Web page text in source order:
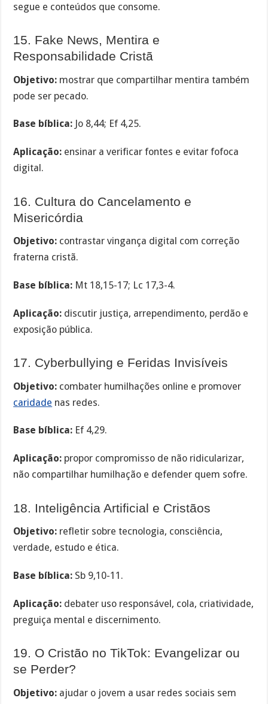
segue e conteúdos que consome.
15. Fake News, Mentira e
Responsabilidade Cristã
Objetivo: mostrar que compartilhar mentira também
pode ser pecado.
Base bíblica: Jo 8,44; Ef 4,25.
Aplicação: ensinar a verificar fontes e evitar fofoca
digital.
16. Cultura do Cancelamento e
Misericórdia
Objetivo: contrastar vingança digital com correção
fraterna cristã.
Base bíblica: Mt 18,15-17; Lc 17,3-4.
Aplicação: discutir justiça, arrependimento, perdão e
exposição pública.
17. Cyberbullying e Feridas Invisíveis
Objetivo: combater humilhações online e promover
caridade nas redes.
Base bíblica: Ef 4,29.
Aplicação: propor compromisso de não ridicularizar,
não compartilhar humilhação e defender quem sofre.
18. Inteligência Artificial e Cristãos
Objetivo: refletir sobre tecnologia, consciência,
verdade, estudo e ética.
Base bíblica: Sb 9,10-11.
Aplicação: debater uso responsável, cola, criatividade,
preguiça mental e discernimento.
19. O Cristão no TikTok: Evangelizar ou
se Perder?
Objetivo: ajudar o jovem a usar redes sociais sem